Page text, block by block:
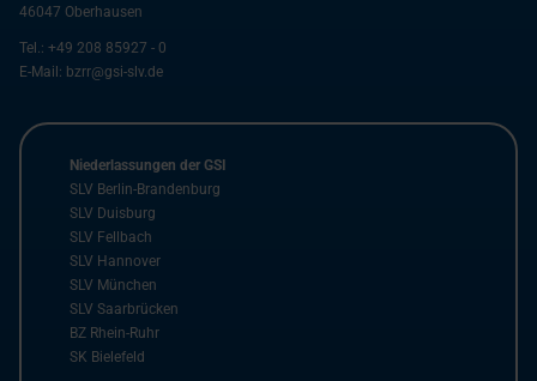
46047 Oberhausen
Tel.: +49 208 85927 - 0
E-Mail: bzrr@gsi-slv.de
Niederlassungen der GSI
SLV Berlin-Brandenburg
SLV Duisburg
SLV Fellbach
SLV Hannover
SLV München
SLV Saarbrücken
BZ Rhein-Ruhr
SK Bielefeld